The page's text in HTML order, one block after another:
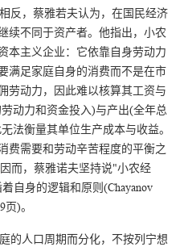
反，蔡雅若夫认为，在国民经济
续不同于资产者。他指出，小农
本主义企业：它依靠自身劳动力
满足家庭自身的消费而不是在市
劳动力，因此难以核算其工资与
动力和资金投入)与产出(全年总
法衡量其单位生产成本与收益。
费需要和劳动辛苦程度的平衡之
因而，蔡雅诺夫坚持说"小农经
自身的逻辑和原则(Chayanov
)。
的人口周期而分化，不按列宁想